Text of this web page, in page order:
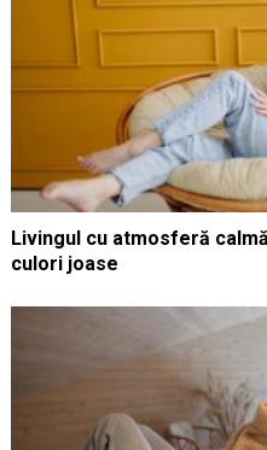
Livingul cu atmosferă
culori joase